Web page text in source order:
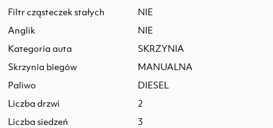
Filtr cząsteczek stałych
NIE
Anglik
NIE
Kategoria auta
SKRZYNIA
Skrzynia biegów
MANUALNA
Paliwo
DIESEL
Liczba drzwi
2
Liczba siedzeń
3